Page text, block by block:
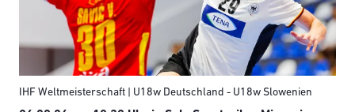
IHF Weltmeisterschaft | U18w Deutschland - U18w Slowenien